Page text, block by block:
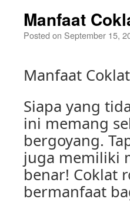
Manfaat
Posted on September 15,
Manfaat
Siapa yang
ini memang
bergoyang.
juga memiliki
benar! Coklat
bermanfaat